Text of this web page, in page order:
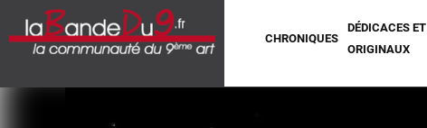
CHRONIQUES
DÉDICACES ET
ORIGINAUX